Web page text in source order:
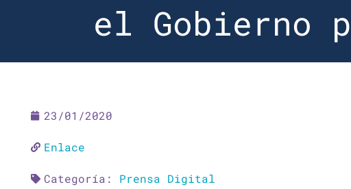
el Gobierno
23/01/2020
Enlace
Categoría: Prensa Digital